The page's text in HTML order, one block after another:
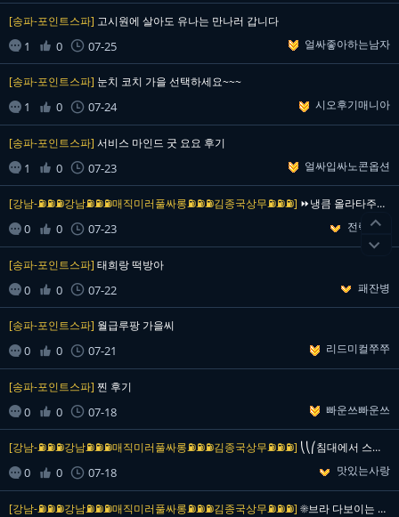
[송파-포인트스파] 고시원에 살아도 유나는 만나러 갑니다
 1  0  07-25 얼싸좋아하는남자
[송파-포인트스파] 눈치 코치 가을 선택하세요~~~
 1  0  07-24 시오후기매니아
[송파-포인트스파] 서비스 마인드 굿 요요 후기
 1  0  07-23 얼싸입싸노콘옵션
[강남-⛽⛽⛽강남⛽⛽⛽매직미러풀싸롱⛽⛽⛽김종국상무⛽⛽⛽] ⏩냉큼 올라타주는 언니 인증⏩ 지금 다시 생각해도 입가…
 0  0  07-23 전력질주
[송파-포인트스파] 태희랑 떡방아
 0  0  07-22 패잔병
[송파-포인트스파] 월급루팡 가을씨
 0  0  07-21 리드미컬쭈쭈
[송파-포인트스파] 찐 후기
 0  0  07-18 빠운쓰빠운쓰
[강남-⛽⛽⛽강남⛽⛽⛽매직미러풀싸롱⛽⛽⛽김종국상무⛽⛽⛽] ⎝⎝⎛침대에서 스트립쇼 찰칵⎞⎠⎠ 방금 같이 논 팟 맞…
 0  0  07-18 맛있는사랑
[강남-⛽⛽⛽강남⛽⛽⛽매직미러풀싸롱⛽⛽⛽김종국상무⛽⛽⛽] ☀️브라 다보이는 시스루녀 인증☀️ 확실히 혼자가니 더…

